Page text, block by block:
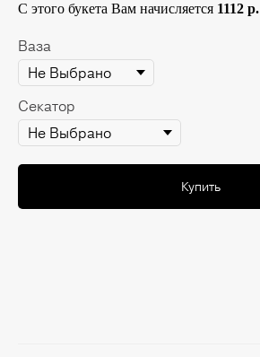
С этого букета Вам начисляется 1112 р.
Ваза
Секатор
Купить